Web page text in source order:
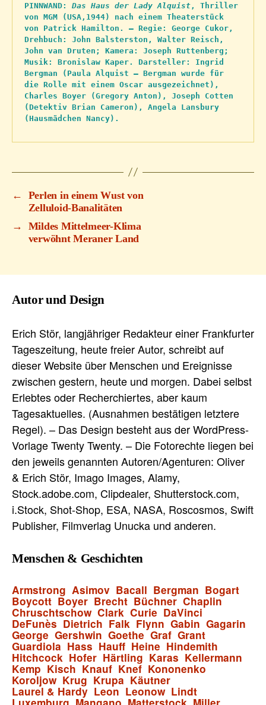
PINNWAND: Das Haus der Lady Alquist , Thriller
von MGM (USA,1944) nach einem Theaterstück
von Patrick Hamilton. – Regie: George Cukor,
Drehbuch: John Balsterston, Walter Reisch,
John van Druten; Kamera: Joseph Ruttenberg;
Musik: Bronislaw Kaper. Darsteller: Ingrid
Bergman (Paula Alquist – Bergman wurde für
die Rolle mit einem Oscar ausgezeichnet),
Charles Boyer (Gregory Anton), Joseph Cotten
(Detektiv Brian Cameron), Angela Lansbury
(Hausmädchen Nancy).
←
Perlen in einem Wust von
Zelluloid-Banalitäten
→
Mildes Mittelmeer-Klima
verwöhnt Meraner Land
Autor und Design
Erich Stör, langjähriger Redakteur einer Frankfurter
Tageszeitung, heute freier Autor, schreibt auf
dieser Website über Menschen und Ereignisse
zwischen gestern, heute und morgen. Dabei selbst
Erlebtes oder Recherchiertes, aber kaum
Tagesaktuelles. (Ausnahmen bestätigen letztere
Regel). – Das Design besteht aus der WordPress-
Vorlage Twenty Twenty. – Die Fotorechte liegen bei
den jeweils genannten Autoren/Agenturen: Oliver
& Erich Stör, Imago Images, Alamy,
Stock.adobe.com, Clipdealer, Shutterstock.com,
i.Stock, Shot-Shop, ESA, NASA, Roscosmos, Swift
Publisher, Filmverlag Unucka und anderen.
Menschen & Geschichten
Armstrong Asimov Bacall Bergman Bogart
Boycott Boyer Brecht Büchner Chaplin
Chruschtschow Clark Curie DaVinci
DeFunès Dietrich Falk Flynn Gabin Gagarin
George Gershwin Goethe Graf Grant
Guardiola Hass Hauff Heine Hindemith
Hitchcock Hofer Härtling Karas Kellermann
Kemp Kisch Knauf Knef Kononenko
Koroljow Krug Krupa Käutner
Laurel & Hardy Leon Leonow Lindt